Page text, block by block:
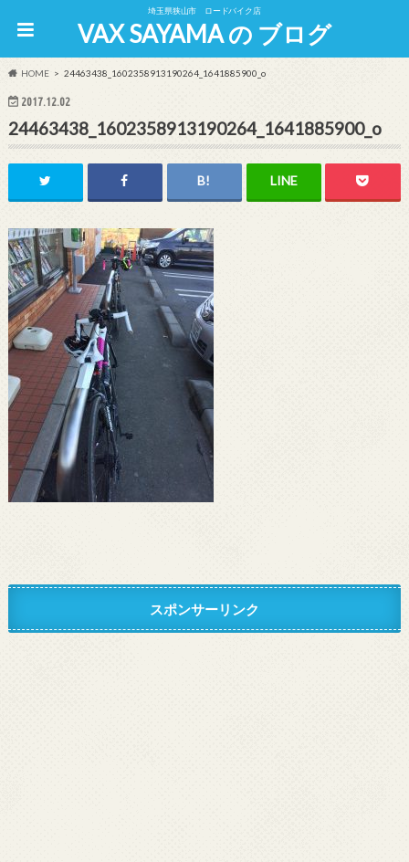
埼玉県狭山市 ロードバイク店
VAX SAYAMA の ブログ
HOME 24463438_1602358913190264_1641885900_o
2017.12.02
24463438_1602358913190264_1641885900_o
スポンサーリンク